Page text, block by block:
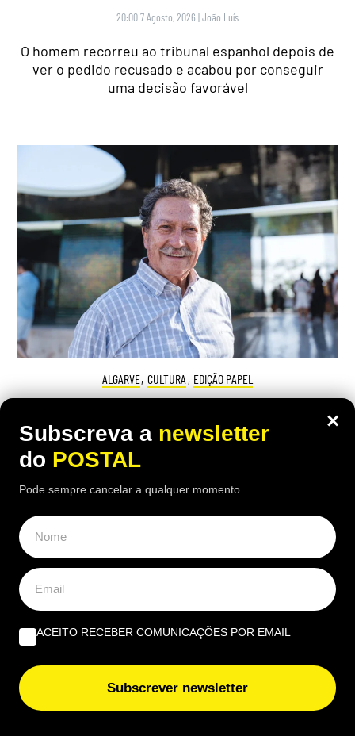
20:00 7 Agosto, 2026 |João Luís
O homem recorreu ao tribunal espanhol depois de
ver o pedido recusado e acabou por conseguir
uma decisão favorável
ALGARVE, CULTURA , EDIÇÃO PAPEL
Entrevista a Fonseca Martins: “Nunca
deixei de pintar, desenhar e expor”
15:10 8 Agosto, 2026
percurso, explica a ligação ao Algarve e revela a
missão do novo espaço aberto em Altura
×
Subscreva a newsletter
do POSTAL
Pode sempre cancelar a qualquer momento
ACEITO RECEBER COMUNICAÇÕES POR EMAIL
Subscrever newsletter